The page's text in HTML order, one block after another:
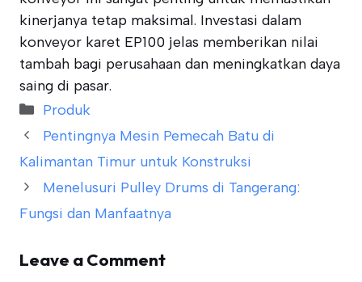
kinerjanya tetap maksimal. Investasi dalam
konveyor karet EP100 jelas memberikan nilai
tambah bagi perusahaan dan meningkatkan daya
saing di pasar.
Categories
Produk
Pentingnya Mesin Pemecah Batu di
Kalimantan Timur untuk Konstruksi
Menelusuri Pulley Drums di Tangerang:
Fungsi dan Manfaatnya
Leave a Comment